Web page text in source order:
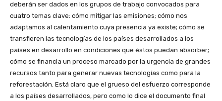
deberán ser dados en los grupos de trabajo convocados para
cuatro temas clave: cómo mitigar las emisiones; cómo nos
adaptamos al calentamiento cuya presencia ya existe; cómo se
transfieren las tecnologías de los países desarrollados a los
países en desarrollo en condiciones que éstos puedan absorber;
cómo se financia un proceso marcado por la urgencia de grandes
recursos tanto para generar nuevas tecnologías como para la
reforestación. Está claro que el grueso del esfuerzo corresponde
a los países desarrollados, pero como lo dice el documento final